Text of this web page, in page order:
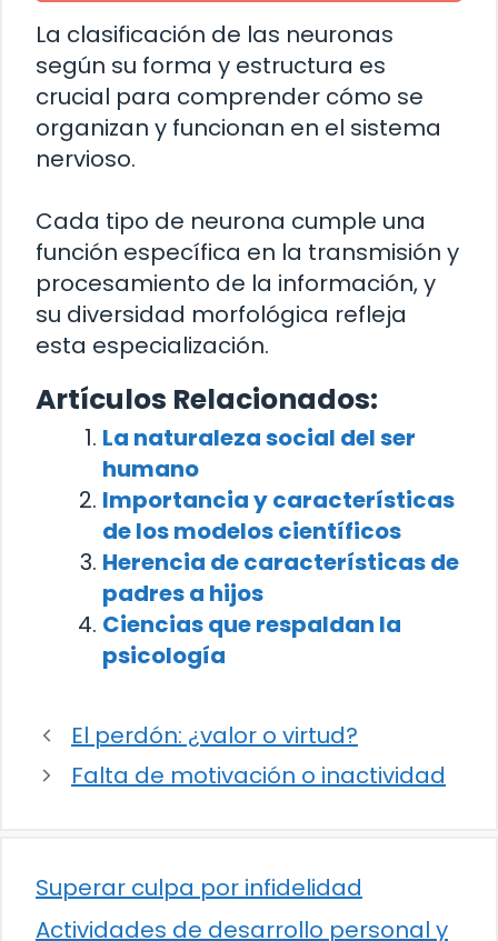
La clasificación de las neuronas
según su forma y estructura es
crucial para comprender cómo se
organizan y funcionan en el sistema
nervioso.
Cada tipo de neurona cumple una
función específica en la transmisión y
procesamiento de la información, y
su diversidad morfológica refleja
esta especialización.
Artículos Relacionados:
La naturaleza social del ser
humano
Importancia y características
de los modelos científicos
Herencia de características de
padres a hijos
Ciencias que respaldan la
psicología
El perdón: ¿valor o virtud?
Falta de motivación o inactividad
Superar culpa por infidelidad
Actividades de desarrollo personal y